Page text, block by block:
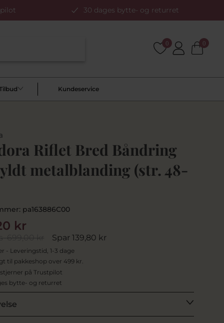
30 dages bytte- og returret
0 0
Kundeservice
Riflet Bred Båndring
metalblanding (str. 48-
pa163886C00
699,00 kr Spar 139,80 kr
kr
- Leveringstid, 1-3 dage
til pakkeshop over 499 kr.
på Trustpilot
bytte- og returret